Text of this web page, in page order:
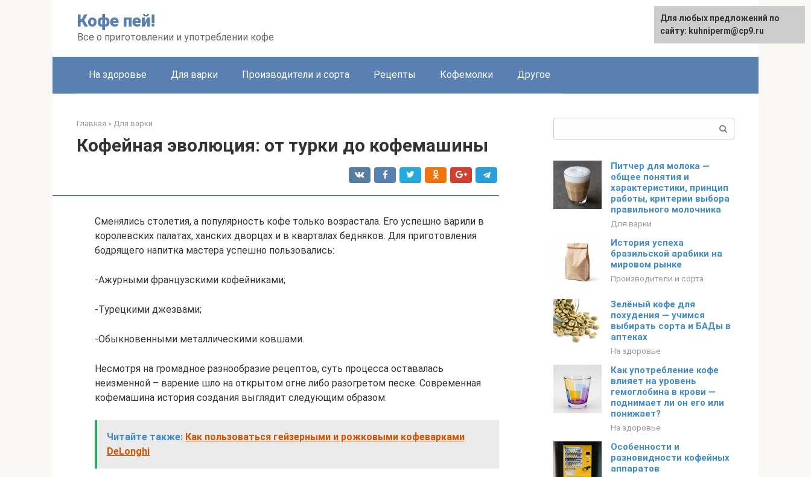
Кофе пей!
Все о приготовлении и употреблении кофе
На здоровье Для варки Производители и сорта Рецепты Кофемолки Другое
Главная » Для варки
Кофейная эволюция: от турки до кофемашины
Сменялись столетия, а популярность кофе только возрастала. Его успешно варили в
королевских палатах, ханских дворцах и в кварталах бедняков. Для приготовления
бодрящего напитка мастера успешно пользовались:
-Ажурными французскими кофейниками;
-Турецкими джезвами;
-Обыкновенными металлическими ковшами.
Несмотря на громадное разнообразие рецептов, суть процесса оставалась
неизменной – варение шло на открытом огне либо разогретом песке. Современная
кофемашина история создания выглядит следующим образом:
Читайте также: Как пользоваться гейзерными и рожковыми кофеварками
DeLonghi
Питчер для молока —
общее понятия и
характеристики, принцип
работы, критерии выбора
правильного молочника
Для варки
История успеха
бразильской арабики на
мировом рынке
Производители и сорта
Зелёный кофе для
похудения — учимся
выбирать сорта и БАДы в
аптеках
На здоровье
Как употребление кофе
влияет на уровень
гемоглобина в крови —
поднимает ли он его или
понижает?
На здоровье
Особенности и
разновидности кофейных
аппаратов
Для любых предложений по
сайту: kuhniperm@cp9.ru